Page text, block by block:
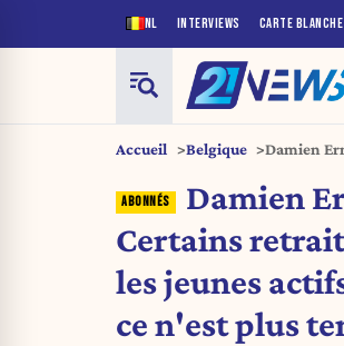
NL INTERVIEWS CARTE BLANCHE
Accueil Belgique
Damien
n'est plus
Damien
Certains
les jeunes
ce n'est plus